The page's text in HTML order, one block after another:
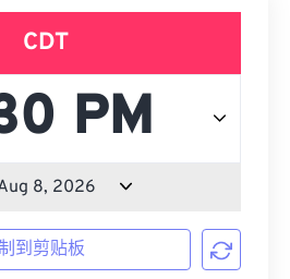
CDT
到剪贴板